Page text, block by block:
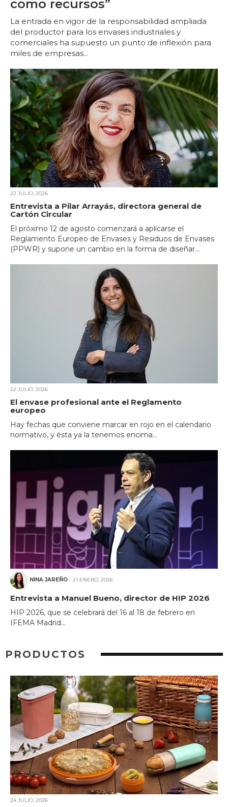
como recursos”
La entrada en vigor de la responsabilidad ampliada
del productor para los envases industriales y
comerciales ha supuesto un punto de inflexión para
miles de empresas...
22 JULIO, 2026
Entrevista a Pilar Arrayás, directora general de
Cartón Circular
El próximo 12 de agosto comenzará a aplicarse el
Reglamento Europeo de Envases y Residuos de Envases
(PPWR) y supone un cambio en la forma de diseñar...
22 JULIO, 2026
El envase profesional ante el Reglamento
europeo
Hay fechas que conviene marcar en rojo en el calendario
normativo, y ésta ya la tenemos encima...
NINA JAREÑO - 21 ENERO, 2026
Entrevista a Manuel Bueno, director de HIP 2026
HIP 2026, que se celebrará del 16 al 18 de febrero en
IFEMA Madrid...
PRODUCTOS
24 JULIO, 2026